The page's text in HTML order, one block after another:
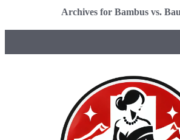
Archives for Bambus vs.